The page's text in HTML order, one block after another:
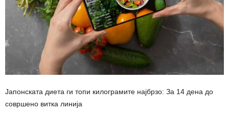
Јапонската диета ги топи килограмите најбрзо: За 14 дена до
совршено витка линија